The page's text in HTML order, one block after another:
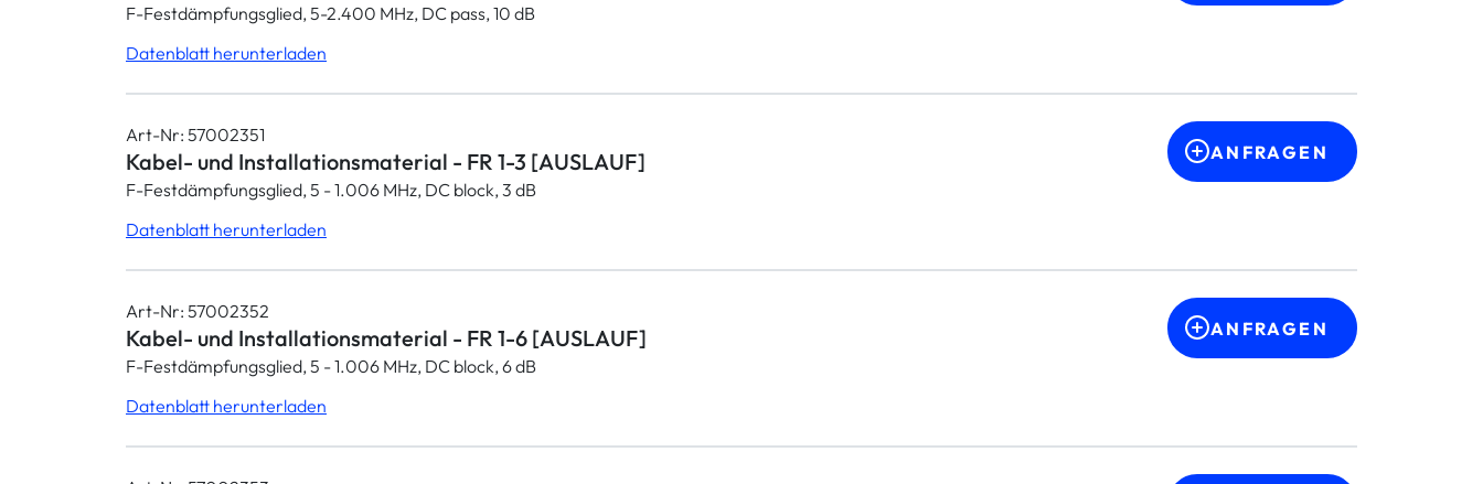
F-Festdämpfungsglied, 5-2.400 MHz, DC pass, 10 dB
Datenblatt herunterladen
Art-Nr: 57002351
Kabel- und Installationsmaterial - FR 1-3 [AUSLAUF]
F-Festdämpfungsglied, 5 - 1.006 MHz, DC block, 3 dB
Datenblatt herunterladen
ANFRAGEN
Art-Nr: 57002352
Kabel- und Installationsmaterial - FR 1-6 [AUSLAUF]
F-Festdämpfungsglied, 5 - 1.006 MHz, DC block, 6 dB
Datenblatt herunterladen
ANFRAGEN